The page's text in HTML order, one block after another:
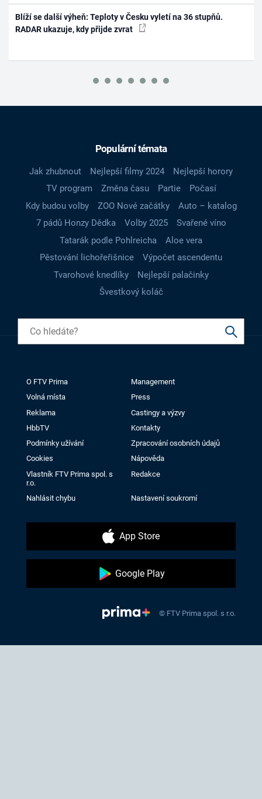
Blíží se další výheň: Teploty v Česku vyletí na 36 stupňů.
RADAR ukazuje, kdy přijde zvrat
Populární témata
Jak zhubnout Nejlepší filmy 2024
Nejlepší horory
TV program
Změna času Partie
Počasí
Kdy budou volby
ZOO Nové začátky
Auto – katalog
7 pádů Honzy Dědka
Volby 2025
Svařené víno
Tatarák podle Pohlreicha
Aloe vera
Pěstování lichořeřišnice
Výpočet ascendentu
Tvarohové knedlíky
Nejlepší palačinky
Švestkový koláč
O FTV Prima
Management
Volná místa
Press
Reklama
Castingy a výzvy
HbbTV
Kontakty
Podmínky užívání
Zpracování osobních údajů
Cookies
Nápověda
Vlastník FTV Prima spol. s
r.o.
Redakce
Nahlásit chybu Nastavení soukromí
App Store
Google Play
© FTV Prima spol. s r.o.